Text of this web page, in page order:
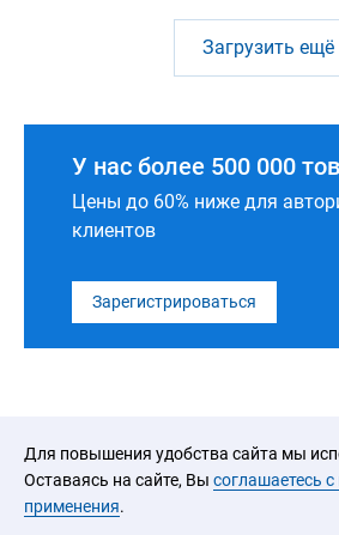
Для повышения удобства сайта мы
Оставаясь на сайте, Вы соглашаетесь
применения.
Загрузить ещё
У нас более 500 000
Цены до 60% ниже для
клиентов
Зарегистрироваться